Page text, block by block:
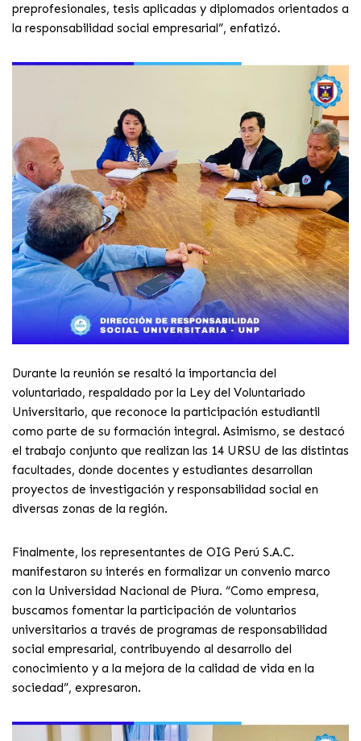
preprofesionales, tesis aplicadas y diplomados orientados a
la responsabilidad social empresarial”, enfatizó.
Durante la reunión se resaltó la importancia del
voluntariado, respaldado por la Ley del Voluntariado
Universitario, que reconoce la participación estudiantil
como parte de su formación integral. Asimismo, se destacó
el trabajo conjunto que realizan las 14 URSU de las distintas
facultades, donde docentes y estudiantes desarrollan
proyectos de investigación y responsabilidad social en
diversas zonas de la región.
Finalmente, los representantes de OIG Perú S.A.C.
manifestaron su interés en formalizar un convenio marco
con la Universidad Nacional de Piura. “Como empresa,
buscamos fomentar la participación de voluntarios
universitarios a través de programas de responsabilidad
social empresarial, contribuyendo al desarrollo del
conocimiento y a la mejora de la calidad de vida en la
sociedad”, expresaron.